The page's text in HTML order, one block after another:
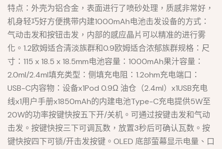
特点：外壳为铝合金，表面进行了喷砂处理，质感非常好，
机身轻巧好方便携带内建1000mAh电池击发设备的方式：
气动击发和按钮击发，内部的感应晶片可以精准的进行雾
化。1.2欧姆适合清淡族群和0.9欧姆适合浓郁族群规格：尺
寸：115 x 18.5 x 18.5mm电池容量：1000mAh果汁容量：
2.0ml/2.4ml填充类型：侧填充电阻：1.2ohm充电端口：
USB-C内容物：设备x1Pod 0.9Ω 油仓（2.4ml）x1USB充电
线x1用户手册x1850mAh的内建电池Type-C充电提供5W至
20W的功率按键快按五下开/关机。可通过按键击发和气动
击发。按键快按三下可调瓦数，放置3秒后可确认瓦数。按
键快按四下可锁/开击发按键。OLED 底部萤幕显示电量、口